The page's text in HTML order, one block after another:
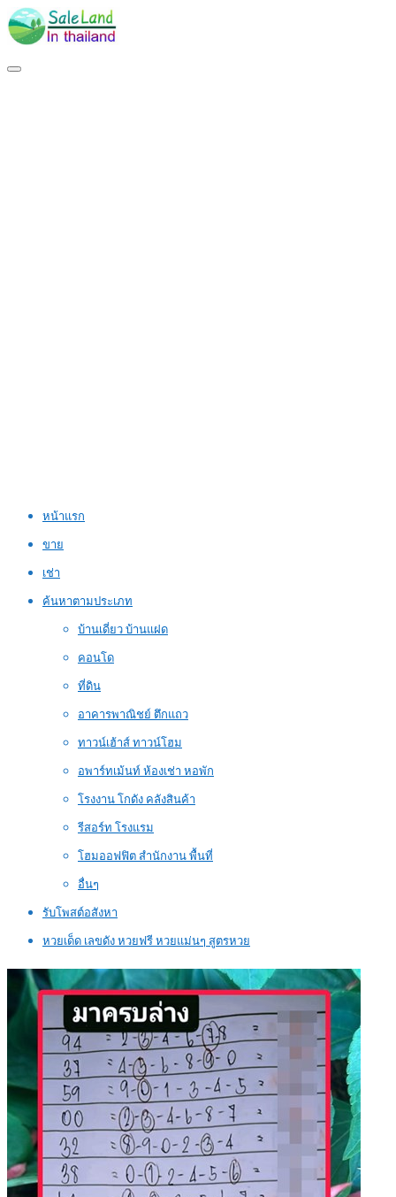
หน้าแรก
ขาย
เช่า
ค้นหาตามประเภท
บ้านเดี่ยว บ้านแฝด
คอนโด
ที่ดิน
อาคารพาณิชย์ ตึกแถว
ทาวน์เฮ้าส์ ทาวน์โฮม
อพาร์ทเม้นท์ ห้องเช่า หอพัก
โรงงาน โกดัง คลังสินค้า
รีสอร์ท โรงแรม
โฮมออฟฟิต สำนักงาน พื้นที่
อื่นๆ
รับโพสต์อสังหา
หวยเด็ด เลขดัง หวยฟรี หวยแม่นๆ สูตรหวย